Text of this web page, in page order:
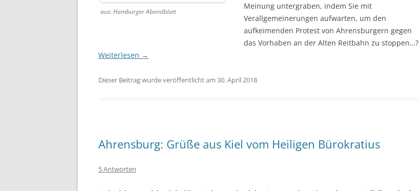
aus: Hamburger Abendblatt
Meinung untergraben, indem Sie mit
Verallgemeinerungen aufwarten, um den
aufkeimenden Protest von Ahrensburgern gegen
das Vorhaben an der Alten Reitbahn zu stoppen…?
Weiterlesen →
Dieser Beitrag wurde veröffentlicht am 30. April 2018
Ahrensburg: Grüße aus Kiel vom Heiligen Bürokratius
5 Antworten